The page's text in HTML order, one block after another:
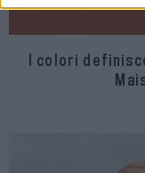
I colori